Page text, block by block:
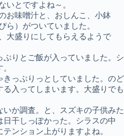
いとですよね～。
お味噌汁と、おしんこ、小鉢
ら）がついていました。
大盛りにしてもらえるようで
りとご飯が入っていました。シ
きっぷりっとしていました。のど
入ってしまいます。大盛りでも
か調査。と、スズキの子供みた
干しっぽかった。シラスの中
ンション上がりますよね。